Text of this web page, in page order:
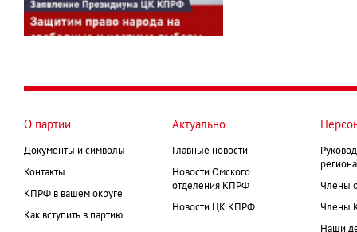
О партии
Документы и символы
Контакты
КПРФ в вашем округе
Как вступить в партию
Актуально
Главные новости
Новости Омского
отделения КПРФ
Новости ЦК КПРФ
Члены
Члены
Наши